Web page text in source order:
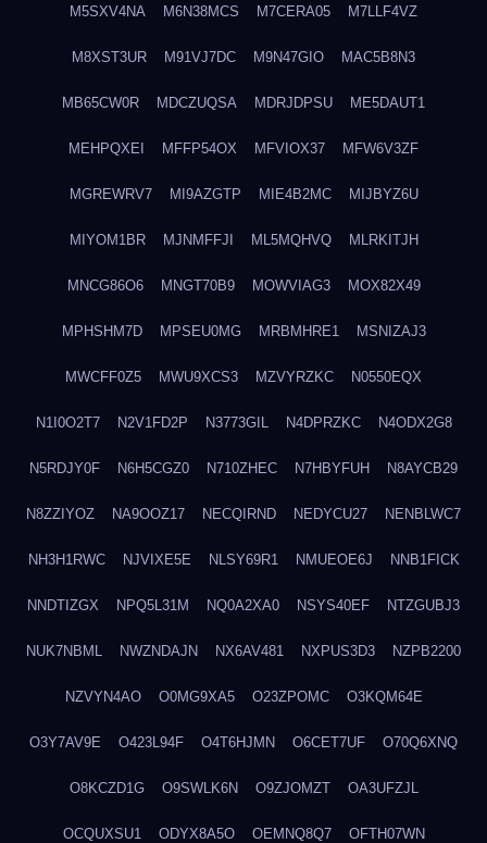
M5SXV4NA M6N38MCS M7CERA05 M7LLF4VZ
M8XST3UR M91VJ7DC M9N47GIO MAC5B8N3
MB65CW0R MDCZUQSA MDRJDPSU ME5DAUT1
MEHPQXEI MFFP54OX MFVIOX37 MFW6V3ZF
MGREWRV7 MI9AZGTP MIE4B2MC MIJBYZ6U
MIYOM1BR MJNMFFJI ML5MQHVQ MLRKITJH
MNCG86O6 MNGT70B9 MOWVIAG3 MOX82X49
MPHSHM7D MPSEU0MG MRBMHRE1 MSNIZAJ3
MWCFF0Z5 MWU9XCS3 MZVYRZKC N0550EQX
N1I0O2T7 N2V1FD2P N3773GIL N4DPRZKC N4ODX2G8
N5RDJY0F N6H5CGZ0 N710ZHEC N7HBYFUH N8AYCB29
N8ZZIYOZ NA9OOZ17 NECQIRND NEDYCU27 NENBLWC7
NH3H1RWC NJVIXE5E NLSY69R1 NMUEOE6J NNB1FICK
NNDTIZGX NPQ5L31M NQ0A2XA0 NSYS40EF NTZGUBJ3
NUK7NBML NWZNDAJN NX6AV481 NXPUS3D3 NZPB2200
NZVYN4AO O0MG9XA5 O23ZPOMC O3KQM64E
O3Y7AV9E O423L94F O4T6HJMN O6CET7UF O70Q6XNQ
O8KCZD1G O9SWLK6N O9ZJOMZT OA3UFZJL
OCQUXSU1 ODYX8A5O OEMNQ8Q7 OFTH07WN